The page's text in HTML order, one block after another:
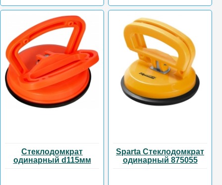
Стеклодомкрат
одинарный d115мм
Sparta Стеклодомкрат
одинарный 875055